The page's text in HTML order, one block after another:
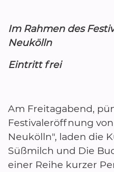
Im Rahmen des
Neukölln
Eintritt frei
Am Freitagabend,
Festivaleröffnung
Neukölln", laden die
Süßmilch und Die
einer Reihe kurzer